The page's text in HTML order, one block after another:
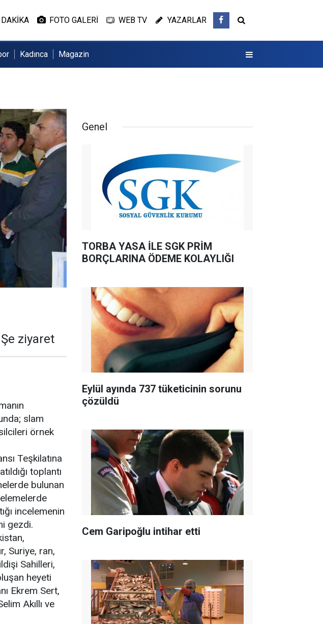
FOTO GALERİ WEB TV YAZARLAR
Kadınca Magazin
ziyaret
slam
örnek
Teşkilatına
toplantı
bulunan
incelemenin
gezdi.
Suriye, ran,
Sahilleri,
heyeti
Ekrem Sert,
Akıllı ve
Genel
TORBA YASA İLE SGK PRİM
BORÇLARINA ÖDEME KOLAYLIĞI
Eylül ayında 737 tüketicinin sorunu
çözüldü
Cem Garipoğlu intihar etti